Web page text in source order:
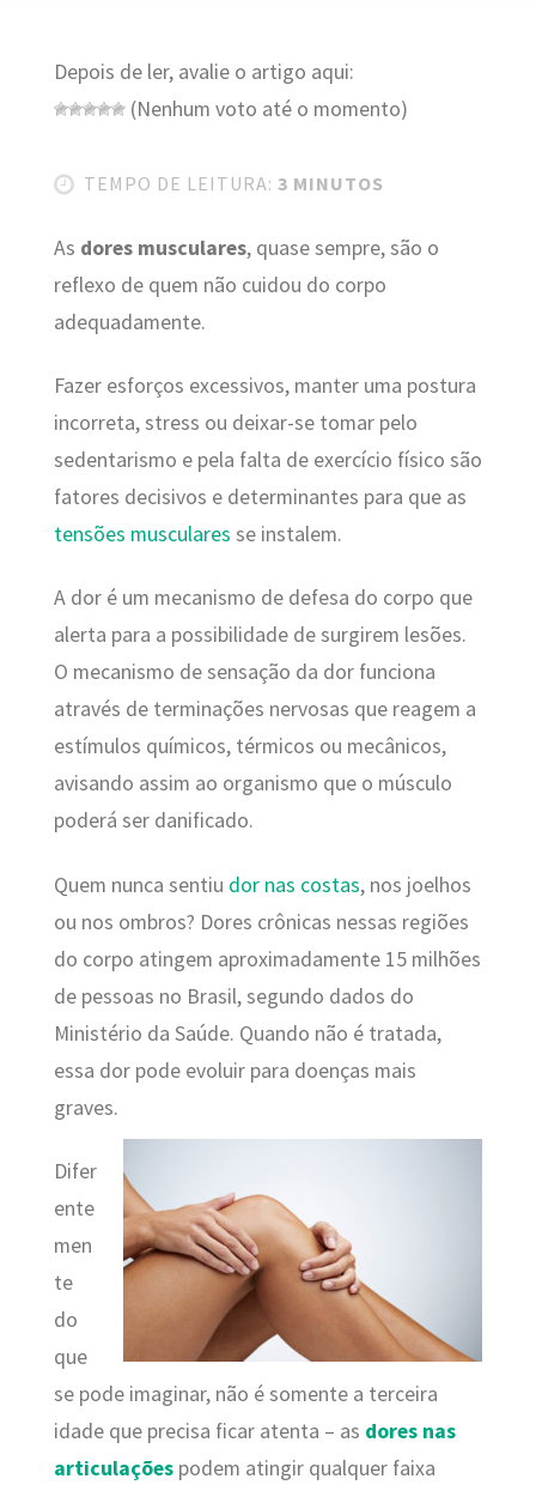
Depois de ler, avalie o artigo aqui:
(Nenhum voto até o momento)
TEMPO DE LEITURA: 3 MINUTOS
As dores musculares, quase sempre, são o
reflexo de quem não cuidou do corpo
adequadamente.
Fazer esforços excessivos, manter uma postura
incorreta, stress ou deixar-se tomar pelo
sedentarismo e pela falta de exercício físico são
fatores decisivos e determinantes para que as
tensões musculares se instalem.
A dor é um mecanismo de defesa do corpo que
alerta para a possibilidade de surgirem lesões.
O mecanismo de sensação da dor funciona
através de terminações nervosas que reagem a
estímulos químicos, térmicos ou mecânicos,
avisando assim ao organismo que o músculo
poderá ser danificado.
Quem nunca sentiu dor nas costas, nos joelhos
ou nos ombros? Dores crônicas nessas regiões
do corpo atingem aproximadamente 15 milhões
de pessoas no Brasil, segundo dados do
Ministério da Saúde. Quando não é tratada,
essa dor pode evoluir para doenças mais
graves.
Difer
ente
men
te
do
que
se pode imaginar, não é somente a terceira
idade que precisa ficar atenta – as dores nas
articulaçõespodem atingir qualquer faixa